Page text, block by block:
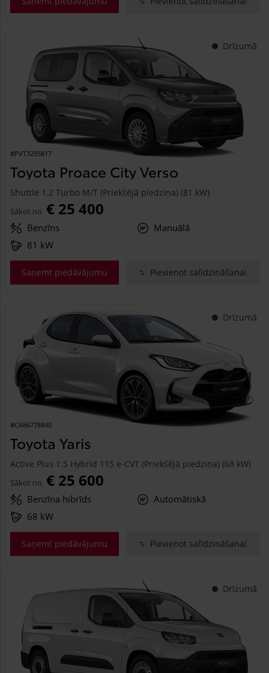
Drīzumā
#PVT3295817
Toyota Proace City Verso
Shuttle 1.2 Turbo M/T (Priekšējā piedziņa) (81 kW)
Sākot no € 25 400
Benzīns
Manuālā
81 kW
Saņemt piedāvājumu Pievienot salīdzināšanai
Drīzumā
#CA86778840
Toyota Yaris
Active Plus 1.5 Hybrid 115 e-CVT (Priekšējā piedziņa) (68 kW)
Sākot no € 25 600
Benzīna hibrīds
Automātiskā
68 kW
Saņemt piedāvājumu Pievienot salīdzināšanai
Drīzumā